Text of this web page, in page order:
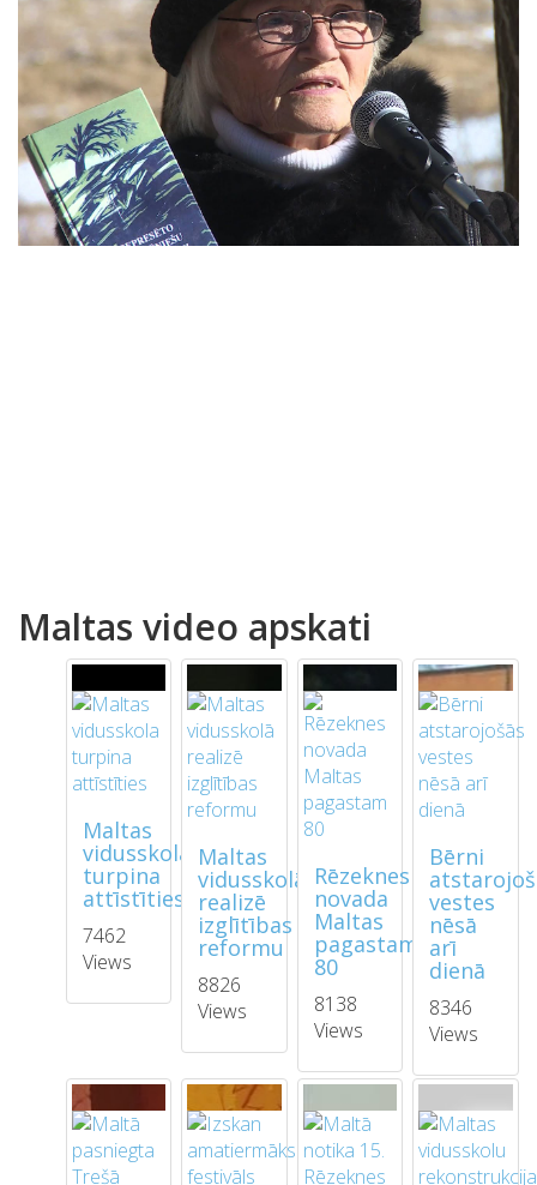
Maltas video apskati
Maltas
vidusskola
turpina
attīstīties
7462
Views
Maltas
vidusskolā
realizē
izglītības
reformu
8826
Views
Rēzeknes
novada
Maltas
pagastam
80
8138
Views
Bērni
vestes
nēsā
arī
dienā
8346
Views